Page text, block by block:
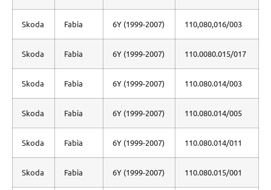
Skoda Fabia 6Y (1999-2007) 110,080,016/003
Skoda Fabia 6Y (1999-2007) 110.0080.015/017
Skoda Fabia 6Y (1999-2007) 110.080.014/003
Skoda Fabia 6Y (1999-2007) 110.080.014/005
Skoda Fabia 6Y (1999-2007) 110.080.014/011
Skoda Fabia 6Y (1999-2007) 110.080.015/001